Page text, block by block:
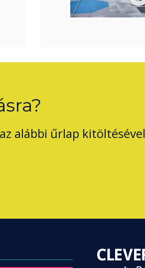
alábbi űrlap kitöltésével